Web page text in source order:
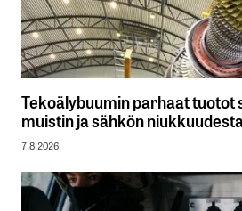
Tekoälybuumin parhaat tuotot
muistin ja sähkön
7.8.2026